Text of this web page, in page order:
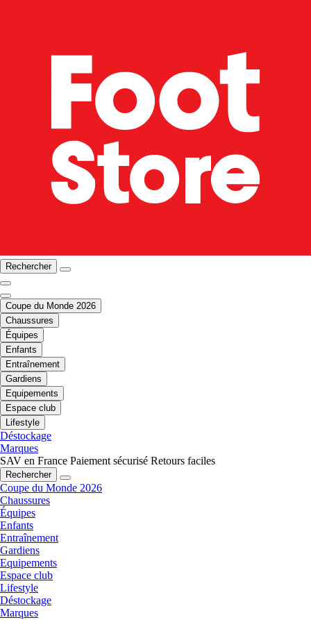
Rechercher
Coupe du Monde 2026
Chaussures
Équipes
Enfants
Entraînement
Gardiens
Equipements
Espace club
Lifestyle
Déstockage
Marques
SAV en France Paiement sécurisé Retours faciles
Rechercher
Coupe du Monde 2026
Chaussures
Équipes
Enfants
Entraînement
Gardiens
Equipements
Espace club
Lifestyle
Déstockage
Marques